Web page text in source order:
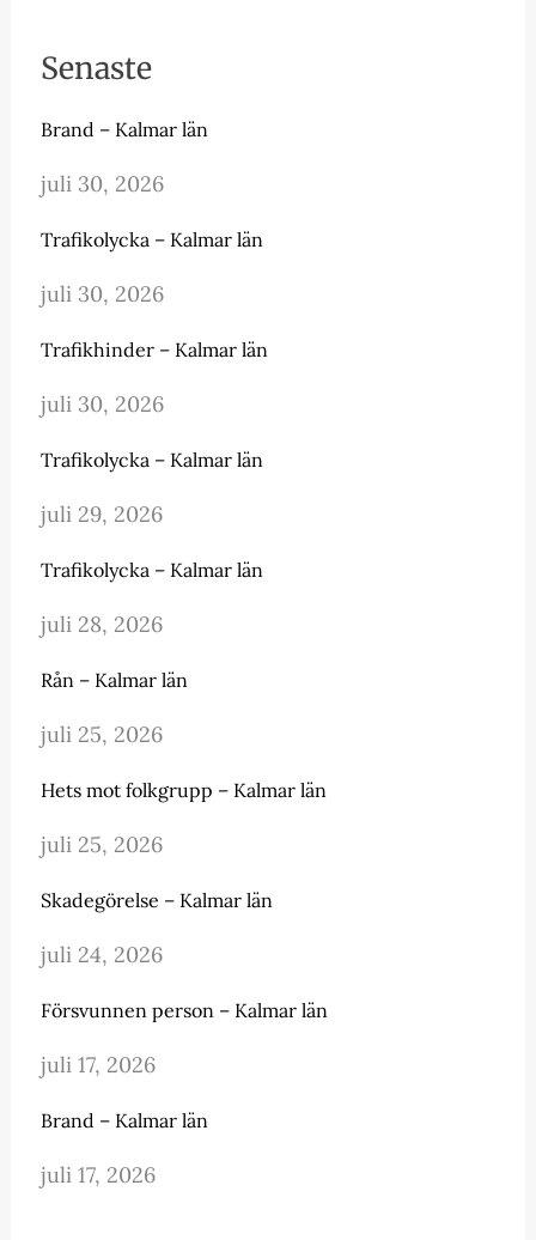
Senaste
Brand – Kalmar län
juli 30, 2026
Trafikolycka – Kalmar län
juli 30, 2026
Trafikhinder – Kalmar län
juli 30, 2026
Trafikolycka – Kalmar län
juli 29, 2026
Trafikolycka – Kalmar län
juli 28, 2026
Rån – Kalmar län
juli 25, 2026
Hets mot folkgrupp – Kalmar län
juli 25, 2026
Skadegörelse – Kalmar län
juli 24, 2026
Försvunnen person – Kalmar län
juli 17, 2026
Brand – Kalmar län
juli 17, 2026